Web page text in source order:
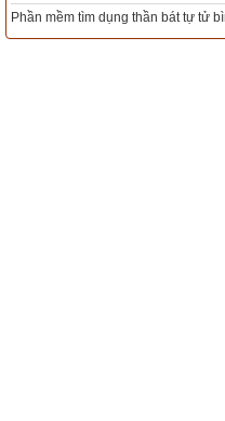
Phần mềm tìm dụng thần bát tự tử